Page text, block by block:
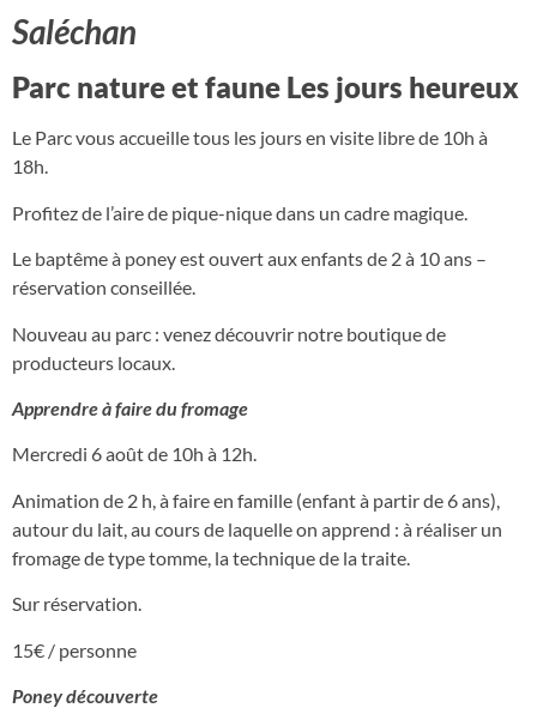
Saléchan
Parc nature et faune Les jours heureux
Le Parc vous accueille tous les jours en visite libre de 10h à
18h.
Profitez de l’aire de pique-nique dans un cadre magique.
Le baptême à poney est ouvert aux enfants de 2 à 10 ans –
réservation conseillée.
Nouveau au parc : venez découvrir notre boutique de
producteurs locaux.
Apprendre à faire du fromage
Mercredi 6 août de 10h à 12h.
Animation de 2 h, à faire en famille (enfant à partir de 6 ans),
autour du lait, au cours de laquelle on apprend : à réaliser un
fromage de type tomme, la technique de la traite.
Sur réservation.
15€ / personne
Poney découverte